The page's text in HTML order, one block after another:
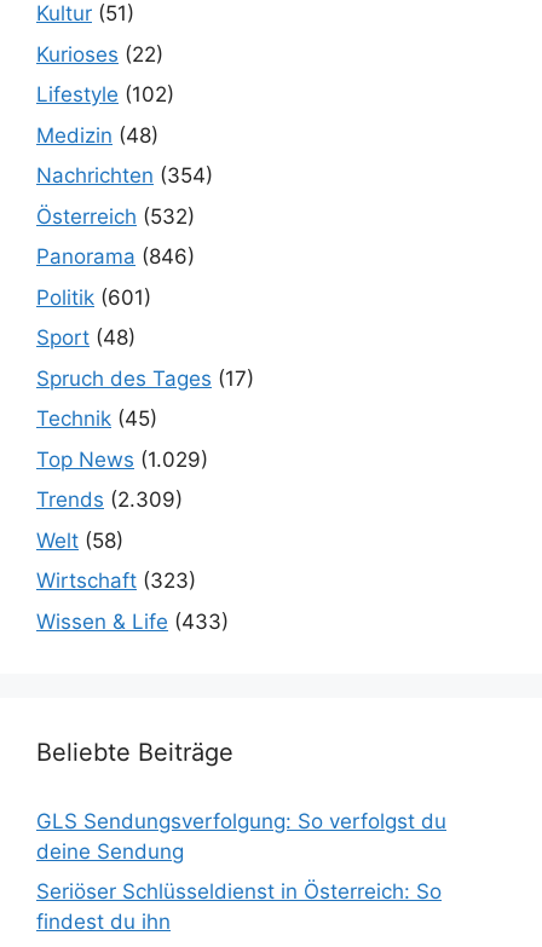
Kultur (51)
Kurioses (22)
Lifestyle (102)
Medizin (48)
Nachrichten (354)
Österreich (532)
Panorama (846)
Politik (601)
Sport (48)
Spruch des Tages (17)
Technik (45)
Top News (1.029)
Trends (2.309)
Welt (58)
Wirtschaft (323)
Wissen & Life (433)
Beliebte Beiträge
GLS Sendungsverfolgung: So verfolgst du
deine Sendung
Seriöser Schlüsseldienst in Österreich: So
findest du ihn